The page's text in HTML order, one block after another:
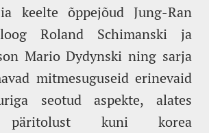
keelte õppejõud Jung-Ran
Roland Schimanski ja
Mario Dydynski ning sarja
mitmesuguseid erinevaid
seotud aspekte, alates
päritolust kuni korea